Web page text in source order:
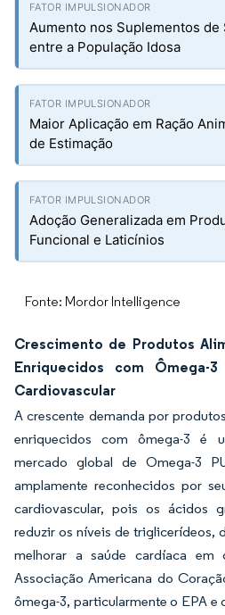
Aumento nos Suplementos de
entre a População Idosa
Maior Aplicação em Ração
de Estimação
Adoção Generalizada em
Funcional e Laticínios
Fonte: Mordor Intelligence
Crescimento de Produtos
Enriquecidos com Ômega-
Cardiovascular
A crescente demanda por
enriquecidos com ômega-3 é
mercado global de Omega-3
amplamente reconhecidos por
cardiovascular, pois os ácidos
reduzir os níveis de triglicerídeos,
melhorar a saúde cardíaca
Associação Americana do
ômega-3, particularmente o EPA e